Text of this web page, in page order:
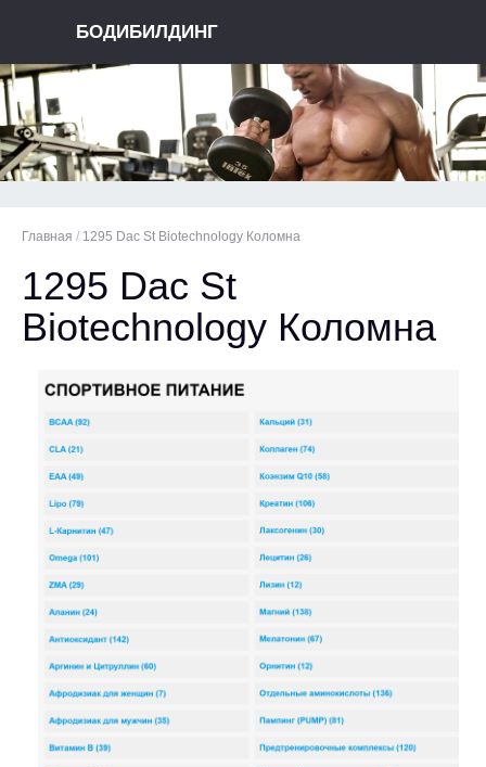
БОДИБИЛДИНГ
Главная / 1295 Dac St Biotechnology Коломна
1295 Dac St
Biotechnology Коломна